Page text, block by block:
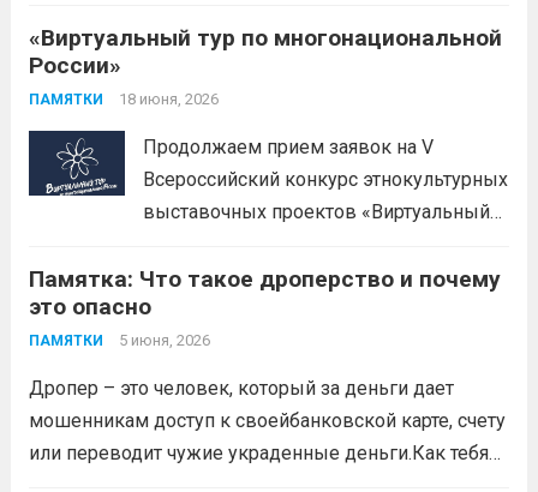
(манипулирования спортивными
Эти меры включают законодательные,
«Виртуальный тур по многонациональной
России»
ПАМЯТКИ 18 июня, 2026
Продолжаем прием заявок на V
Всероссийский конкурс этнокультурных
выставочных проектов «Виртуальный
Заявки принимаются до 20 сентября
2026 года. Конкурс направлен на
популяризацию народной культуры,
наследия и этнокультурного
Памятка: Что такое дроперство и почему
это опасно
ПАМЯТКИ 5 июня, 2026
Дропер – это человек, который за деньги дает
мошенникам доступ к своейбанковской карте, счету
или переводит чужие украденные деньги.Как тебя